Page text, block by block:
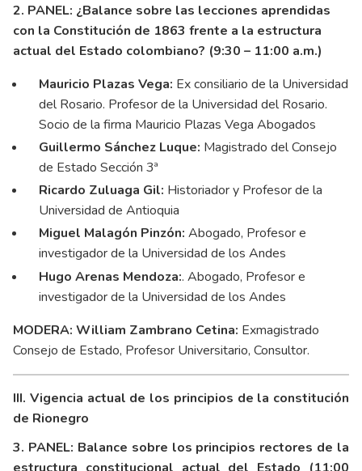
2. PANEL: ¿Balance sobre las lecciones aprendidas
con la Constitución de 1863 frente a la estructura
actual del Estado colombiano? (9:30 – 11:00 a.m.)
Mauricio Plazas Vega: Ex consiliario de la Universidad
del Rosario. Profesor de la Universidad del Rosario.
Socio de la firma Mauricio Plazas Vega Abogados
Guillermo Sánchez Luque: Magistrado del Consejo
de Estado Sección 3ª
Ricardo Zuluaga Gil: Historiador y Profesor de la
Universidad de Antioquia
Miguel Malagón Pinzón: Abogado, Profesor e
investigador de la Universidad de los Andes
Hugo Arenas Mendoza:. Abogado, Profesor e
investigador de la Universidad de los Andes
MODERA: William Zambrano Cetina: Exmagistrado
Consejo de Estado, Profesor Universitario, Consultor.
III. Vigencia actual de los principios de la constitución
de Rionegro
3. PANEL: Balance sobre los principios rectores de la
estructura constitucional actual del Estado (11:00